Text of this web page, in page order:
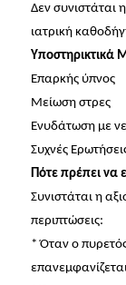
Δεν συνιστάται
ιατρική
Υποστηρικτικά
Επαρκής ύπνος
Μείωση στρες
Ενυδάτωση με
Συχνές
Πότε πρέπει
Συνιστάται η
περιπτώσεις:
* Όταν ο